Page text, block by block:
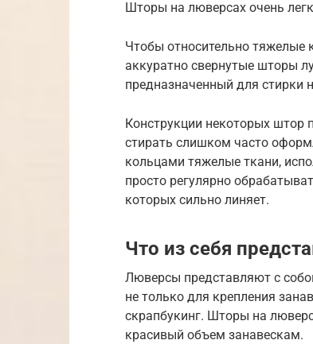
Шторы на люверсах очень
Чтобы относительно тяжелые
аккуратно свернутые шторы
предназначенный для стирки
Конструкции некоторых
стирать слишком часто
кольцами тяжелые ткани,
просто регулярно
которых сильно линяет.
Что из себя
Люверсы представляют с
не только для крепления
скрапбукинг. Шторы на
красивый объем занавескам.